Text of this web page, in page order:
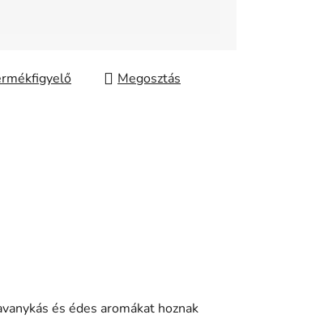
Megosztás
és édes aromákat hoznak